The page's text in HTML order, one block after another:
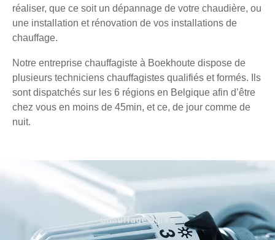
réaliser, que ce soit un dépannage de votre chaudière, ou
une installation et rénovation de vos installations de
chauffage.
Notre entreprise chauffagiste à Boekhoute dispose de
plusieurs techniciens chauffagistes qualifiés et formés. Ils
sont dispatchés sur les 6 régions en Belgique afin d’être
chez vous en moins de 45min, et ce, de jour comme de
nuit.
Chauffage agréé